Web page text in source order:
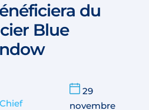
du
Blue
Chief
29
novembre